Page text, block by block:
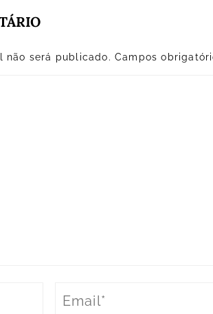
não será publicado. Campos